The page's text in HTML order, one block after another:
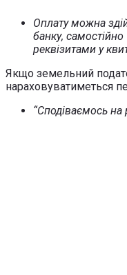
Оплату можна
банку,
реквізитами у
Якщо земельний
нараховуватиметься
“Сподіваємось на